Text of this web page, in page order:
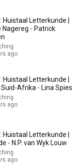
| 'n Briefie aan
Huistaal Letterkunde |
Nagereg - Patrick
ago
Letterkunde |
Afrika - Lina Spies
ago
Letterkunde |
- N.P. van Wyk Louw
ago